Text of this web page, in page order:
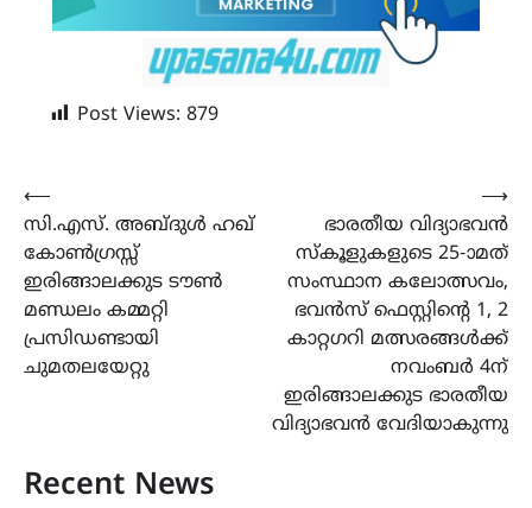
Post Views: 879
Post
navigation
⟵
സി.എസ്. അബ്ദുൾ ഹഖ്
കോൺഗ്രസ്സ്
ഇരിങ്ങാലക്കുട ടൗൺ
മണ്ഡലം കമ്മറ്റി
പ്രസിഡണ്ടായി
ചുമതലയേറ്റു
ഭാരതീയ വിദ്യാഭവൻ
സ്കൂളുകളുടെ 25-ാമത്
സംസ്ഥാന കലോത്സവം,
ഭവൻസ് ഫെസ്റ്റിന്‍റെ 1, 2
കാറ്റഗറി മത്സരങ്ങൾക്ക്
നവംബർ 4ന്
ഇരിങ്ങാലക്കുട ഭാരതീയ
വിദ്യാഭവൻ വേദിയാകുന്നു
⟶
Recent News